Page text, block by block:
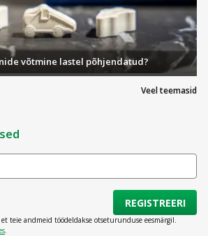
Veel teemasid
võtmine lastel põhjendatud?
REGISTREERI
teie andmeid töödeldakse otseturunduse eesmärgil.
.